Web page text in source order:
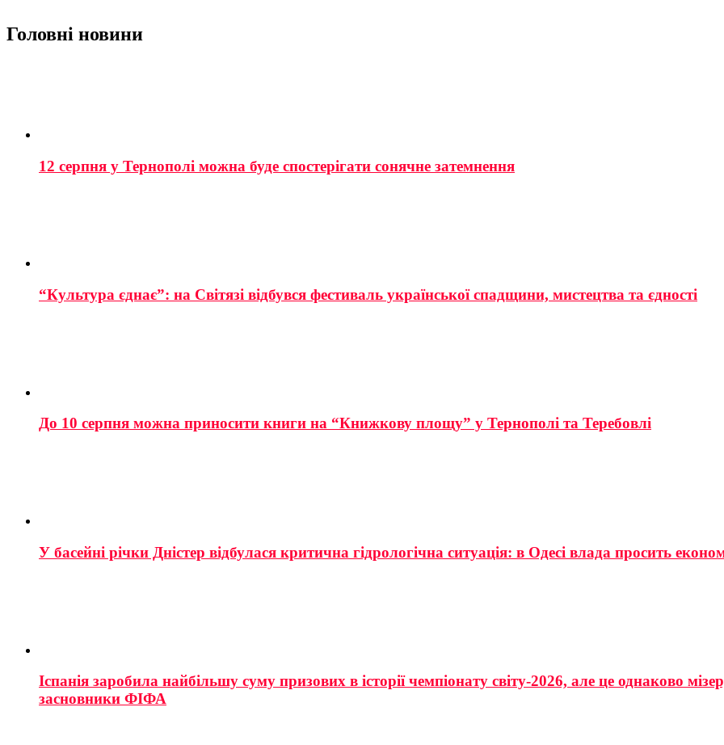
Головні новини
12 серпня у Тернополі можна буде спостерігати сонячне затемнення
“Культура єднає”: на Світязі відбувся фестиваль української спадщини, мистецтва та єдності
До 10 серпня можна приносити книги на “Книжкову площу” у Тернополі та Теребовлі
У басейні річки Дністер відбулася критична гідрологічна ситуація: в Одесі влада просить
Іспанія заробила найбільшу суму призових в історії чемпіонату світу-2026, але це однаково
засновники ФІФА